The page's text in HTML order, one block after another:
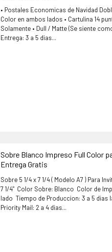
• Postales Economicas de Navidad
Color en ambos lados • Cartulina 14
Solamente • Dull / Matte (Se siente
Entrega: 3 a 5 dias...
Sobre Blanco Impreso Full Color
Entrega Gratis
Sobre 5 1/4 x 7 1/4 ( Modelo A7 ) Para
7 1/4" Color Sobre: Blanco Color de
lado Tiempo de Produccion: 3 a 5 dias
Priority Mail: 2 a 4 dias...